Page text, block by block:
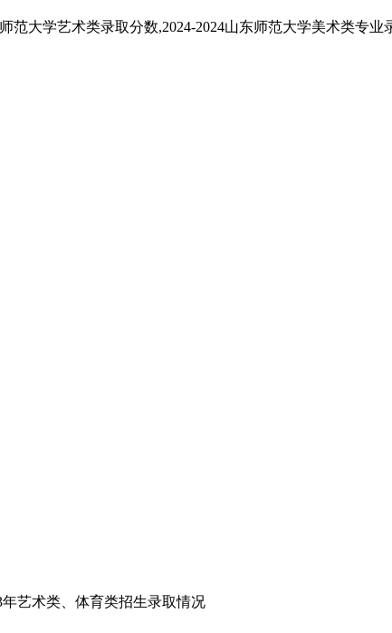
大学艺术类录取分数,2024-2024山东师范大学美术类专
艺术类、体育类招生录取情况